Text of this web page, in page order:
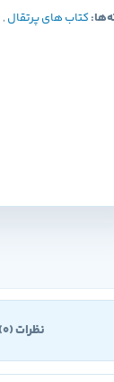
کتاب های پرتقال ,
نظرات (0)